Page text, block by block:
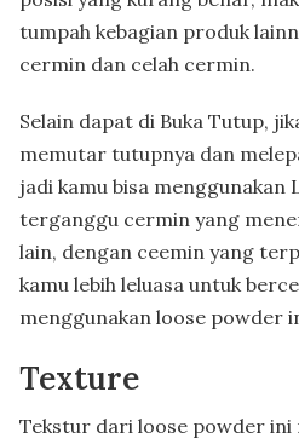
tumpah kebagian produk
cermin dan celah cermin.
Selain dapat di Buka Tutup,
memutar tutupnya dan
jadi kamu bisa menggunakan
terganggu cermin yang
lain, dengan ceemin yang
kamu lebih leluasa untuk
menggunakan loose powder
Texture
Tekstur dari loose powder